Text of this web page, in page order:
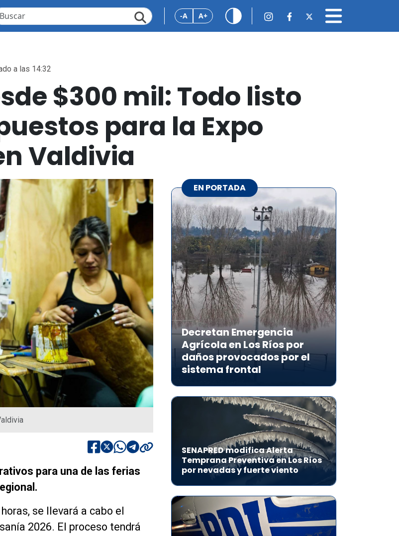
-A A+
a las 14:32
$300 mil: Todo listo
para la Expo
Valdivia
para una de las ferias
se llevará a cabo el
2026. El proceso tendrá
EN PORTADA
Decretan Emergencia
Agrícola en Los Ríos por
daños provocados por el
sistema frontal
SENAPRED modifica Alerta
Temprana Preventiva en Los Ríos
por nevadas y fuerte viento